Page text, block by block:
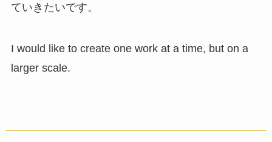
ていきたいです。
I would like to create one work at a time, but on a
larger scale.